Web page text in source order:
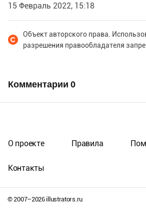
15 Февраль 2022, 15:18
Объект авторского права.
разрешения правообладателя
Комментарии 0
© 2007–2026illustrators.ru
О проекте Правила
Контакты